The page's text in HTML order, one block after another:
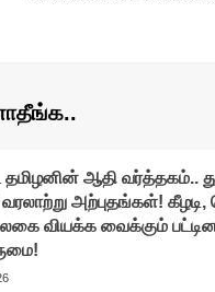
ஆதி வர்த்தகம்..
வரலாற்று அற்புதங்கள்!
வியக்க வைக்கும்